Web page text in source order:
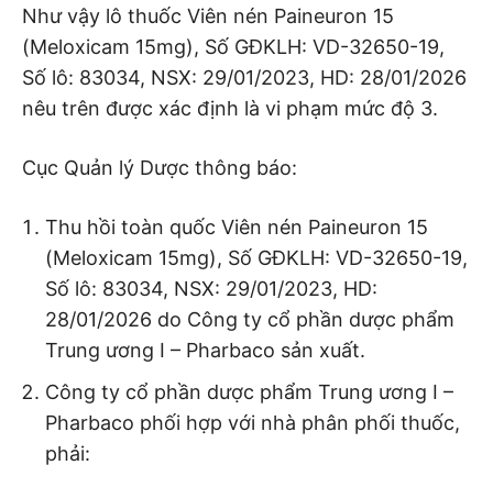
Như vậy lô thuốc Viên nén Paineuron 15
(Meloxicam 15mg), Số GĐKLH: VD-32650-19,
Số lô: 83034, NSX: 29/01/2023, HD: 28/01/2026
nêu trên được xác định là vi phạm mức độ 3.
Cục Quản lý Dược thông báo:
Thu hồi toàn quốc Viên nén Paineuron 15
(Meloxicam 15mg), Số GĐKLH: VD-32650-19,
Số lô: 83034, NSX: 29/01/2023, HD:
28/01/2026 do Công ty cổ phần dược phẩm
Trung ương I – Pharbaco sản xuất.
Công ty cổ phần dược phẩm Trung ương I –
Pharbaco phối hợp với nhà phân phối thuốc,
phải: